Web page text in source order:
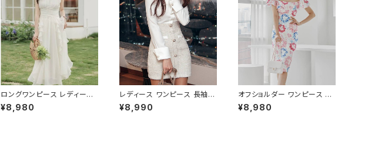
ロングワンピース レディース
シフォン フリル ハイネック ノ
ースリーブ フレア Aライン エ
¥8,980
レディース ワンピース 長袖
シャツワンピース ツイード切
替 ミニワンピース 上品 フォー
¥8,990
オフショルダー ワンピース フ
ラワー柄 タイトワンピース ド
レス 花柄ワンピ 春夏 エレガ
¥8,980